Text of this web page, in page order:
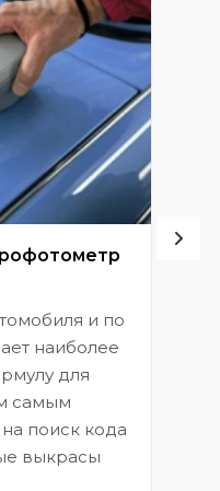
и по
наиболее
для
самым
поиск кода
выкрасы